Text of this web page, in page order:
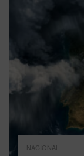
NACIONAL